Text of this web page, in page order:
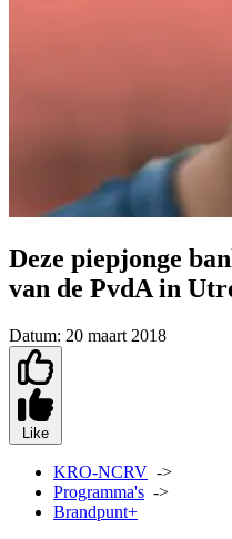
Deze piepjonge
van de PvdA in
Datum: 20 maart 2018
Like
KRO-NCRV ->
Programma's ->
Brandpunt+